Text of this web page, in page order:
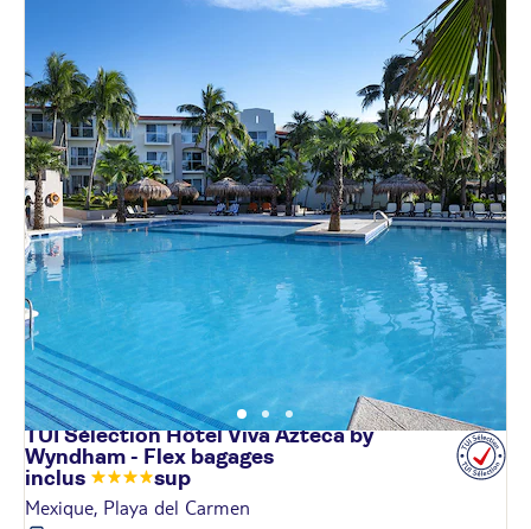
TUI Sélection Hôtel Viva Azteca by
Wyndham - Flex bagages
inclus
sup
Mexique, Playa del Carmen